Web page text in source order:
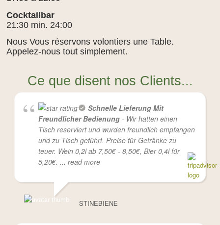
Cocktailbar
21:30 min. 24:00
Nous Vous réservons volontiers une Table.
Appelez-nous tout simplement.
Ce que disent nos Clients...
Schnelle Lieferung Mit
Freundlicher Bedienung - Wir hatten einen
Tisch reserviert und wurden freundlich empfangen
und zu Tisch geführt. Preise für Getränke zu
teuer. Wein 0,2l ab 7,50€ - 8,50€, Bier 0,4l für
5,20€.... read more
STINEBIENE